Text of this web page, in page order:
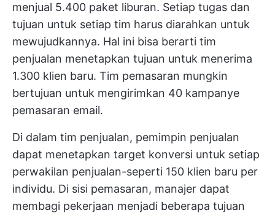
menjual 5.400 paket liburan. Setiap tugas dan
tujuan untuk setiap tim harus diarahkan untuk
mewujudkannya. Hal ini bisa berarti tim
penjualan menetapkan tujuan untuk menerima
1.300 klien baru. Tim pemasaran mungkin
bertujuan untuk mengirimkan 40 kampanye
pemasaran email.
Di dalam tim penjualan, pemimpin penjualan
dapat menetapkan target konversi untuk setiap
perwakilan penjualan-seperti 150 klien baru per
individu. Di sisi pemasaran, manajer dapat
membagi pekerjaan menjadi beberapa tujuan